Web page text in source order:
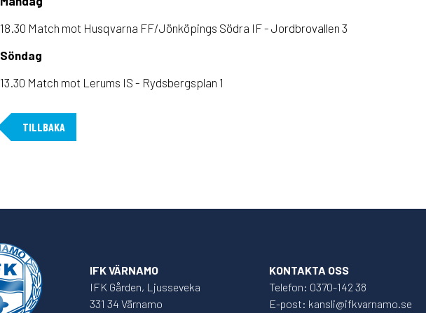
18.30 Match mot Husqvarna FF/Jönköpings Södra IF - Jordbrovallen 3
Söndag
13.30 Match mot Lerums IS - Rydsbergsplan 1
TILLBAKA
IFK VÄRNAMO
IFK Gården, Ljusseveka
331 34 Värnamo
KONTAKTA OSS
Telefon: 0370-142 38
E-post: kansli@ifkvarnamo.se